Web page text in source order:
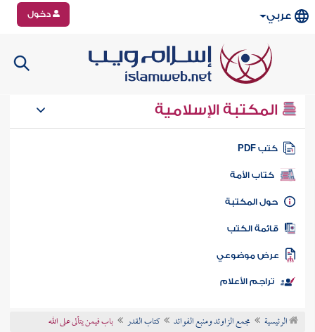
عربي دخول
المكتبة الإسلامية
كتب PDF
كتاب الأمة
المكتبة
الكتب
موضوعي
تراجم الأعلام
الرئيسية مجمع الزاوئد ومنبع الفوائد كتاب القدر باب فيمن يتألى على الله